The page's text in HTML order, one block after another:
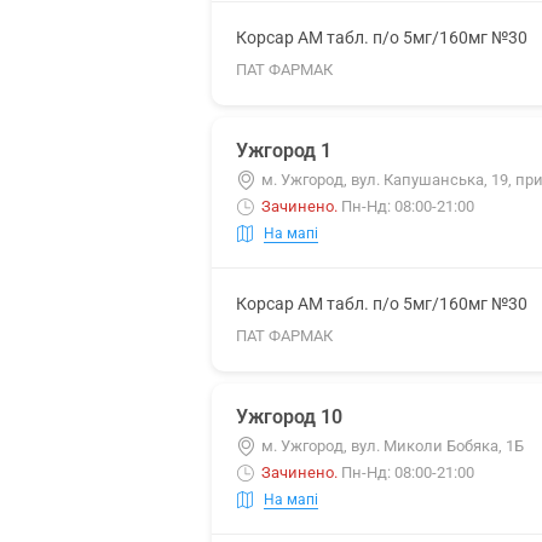
Корсар АМ табл. п/о 5мг/160мг №30
ПАТ ФАРМАК
Ужгород 1
м. Ужгород, вул. Капушанська, 19,
Зачинено. Пн-Нд: 08:00-21:00
На мапі
Корсар АМ табл. п/о 5мг/160мг №30
ПАТ ФАРМАК
Ужгород 10
м. Ужгород, вул. Миколи Бобяка, 1Б
Зачинено. Пн-Нд: 08:00-21:00
На мапі